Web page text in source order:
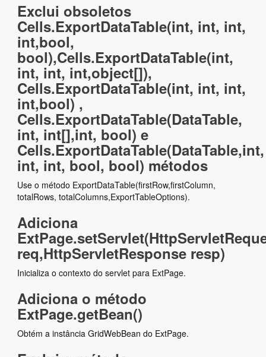
Exclui obsoletos
Cells.ExportDataTable(int, int, int,
int,bool,
bool),Cells.ExportDataTable(int,
int, int, int,object[]),
Cells.ExportDataTable(int, int, int,
int,bool) ,
Cells.ExportDataTable(DataTable,
int, int[],int, bool) e
Cells.ExportDataTable(DataTable,int,
int, int, bool, bool) métodos
Use o método ExportDataTable(firstRow,firstColumn,
totalRows, totalColumns,ExportTableOptions).
Adiciona
req,HttpServletResponse resp)
Inicializa o contexto do servlet para ExtPage.
Adiciona o método
ExtPage.getBean()
Obtém a instância GridWebBean do ExtPage.